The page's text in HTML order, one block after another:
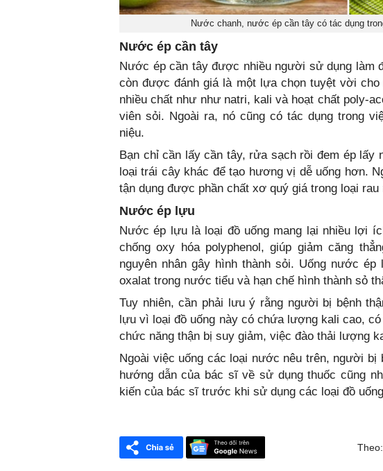
Nước chanh, nước ép cần tây có tác dụng
Nước ép cần tây
Nước ép cần tây được nhiều người sử dụng làm
còn được đánh giá là một lựa chọn tuyệt vời
nhiều chất như như natri, kali và hoạt chất poly-
viên sỏi. Ngoài ra, nó cũng có tác dụng trong
niệu.
Bạn chỉ cần lấy cần tây, rửa sạch rồi đem ép
loại trái cây khác để tạo hương vị dễ uống hơn.
tận dụng được phần chất xơ quý giá trong loại rau
Nước ép lựu
Nước ép lựu là loại đồ uống mang lại nhiều lợi
chống oxy hóa polyphenol, giúp giảm căng
nguyên nhân gây hình thành sỏi. Uống nước
oxalat trong nước tiểu và hạn chế hình thành sỏ
Tuy nhiên, cần phải lưu ý rằng người bị bệnh
lựu vì loại đồ uống này có chứa lượng kali cao,
chức năng thận bị suy giảm, việc đào thải lượng
Ngoài việc uống các loại nước nêu trên, người bị
hướng dẫn của bác sĩ về sử dụng thuốc cũng
kiến của bác sĩ trước khi sử dụng các loại đồ
Theo: